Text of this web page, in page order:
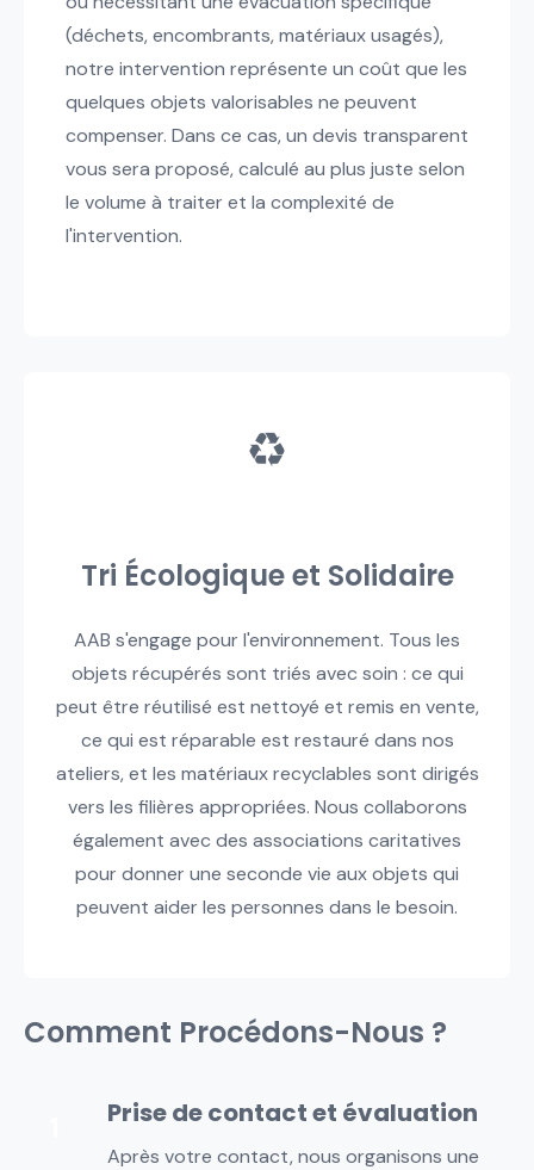
(déchets, encombrants, matériaux usagés),
notre intervention représente un coût que les
quelques objets valorisables ne peuvent
compenser. Dans ce cas, un devis transparent
vous sera proposé, calculé au plus juste selon
le volume à traiter et la complexité de
l'intervention.
♻️
Tri Écologique et Solidaire
AAB s'engage pour l'environnement. Tous les
objets récupérés sont triés avec soin : ce qui
peut être réutilisé est nettoyé et remis en vente,
ce qui est réparable est restauré dans nos
ateliers, et les matériaux recyclables sont dirigés
vers les filières appropriées. Nous collaborons
également avec des associations caritatives
pour donner une seconde vie aux objets qui
peuvent aider les personnes dans le besoin.
Comment Procédons-Nous ?
Prise de contact et évaluation
Après votre contact, nous organisons une